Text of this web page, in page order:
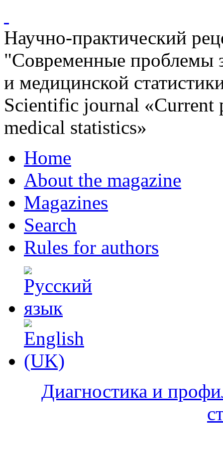
Научно-практический
"Современные проблемы
и медицинской
Scientific journal «Current
medical statistics»
Home
About the magazine
Magazines
Search
Rules for authors
Диагностика и